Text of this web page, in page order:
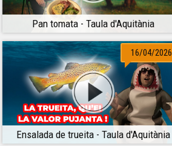
Pan tomata - Taula d'Aquitània
Ensalada de trueita - Taula d'Aquitània
16/04/2026